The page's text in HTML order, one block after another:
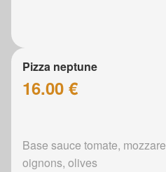
Pizza neptune
16.00 €
Base sauce tomate,
oignons, olives